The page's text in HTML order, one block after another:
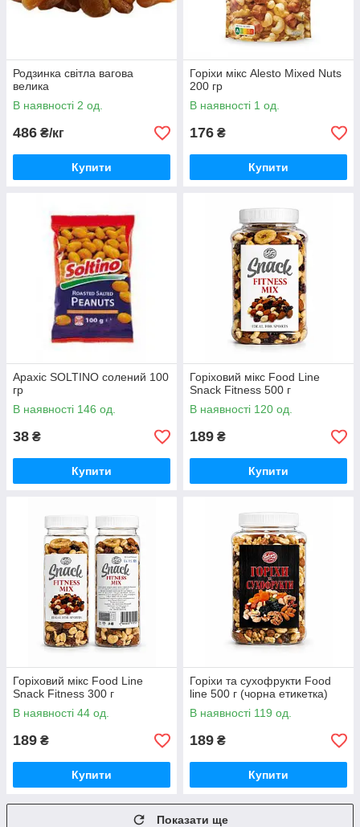
Родзинка світла вагова
велика
В наявності 2 од.
486 ₴/кг
Купити
Горіхи мікс Alesto Mixed Nuts
200 гр
В наявності 1 од.
176 ₴
Купити
Арахіс SOLTINO солений 100
гр
В наявності 146 од.
38 ₴
Купити
Горіховий мікс Food Line
Snack Fitness 500 г
В наявності 120 од.
189 ₴
Купити
Горіховий мікс Food Line
Snack Fitness 300 г
В наявності 44 од.
189 ₴
Купити
Горіхи та сухофрукти Food
line 500 г (чорна етикетка)
В наявності 119 од.
189 ₴
Купити
Показати ще